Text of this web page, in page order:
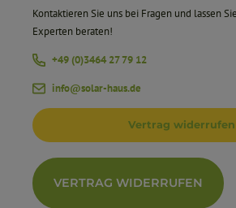
Kontaktieren Sie uns bei Fragen und lassen
Experten beraten!
+49 (0)3464 27 79 12
info@solar-haus.de
Vertrag widerrufen
VERTRAG WIDERRUFEN